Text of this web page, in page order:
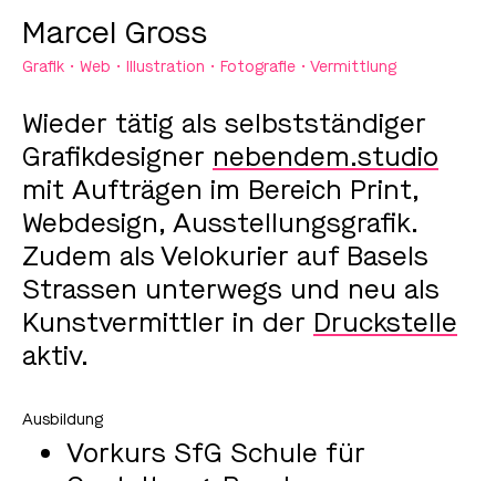
Marcel Gross
Grafik • Web • Illustration • Fotografie • Vermittlung
Wieder tätig als selbstständiger
Grafikdesigner nebendem.studio
mit Aufträgen im Bereich Print,
Webdesign, Ausstellungsgrafik.
Zudem als Velokurier auf Basels
Strassen unterwegs und neu als
Kunstvermittler in der Druckstelle
aktiv.
Vorkurs SfG Schule für